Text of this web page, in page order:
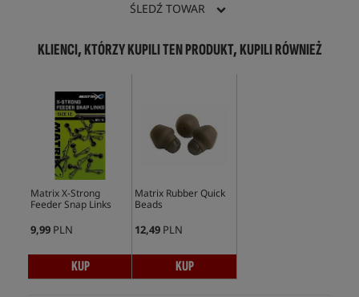
ŚLEDŹ TOWAR
KLIENCI, KTÓRZY KUPILI TEN PRODUKT, KUPILI RÓWNIEŻ
Matrix X-Strong
Feeder Snap Links
9,99 PLN
KUP
Matrix Rubber Quick
Beads
12,49 PLN
KUP